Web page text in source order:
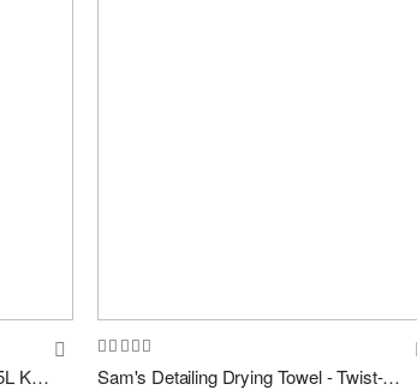
Sam's Detailing Shampoo Expert 5L Kanister
Bewertung:
80% Sam's Detailing Drying Towel - Twist-Pile Trockentuch 90x60cm 550GSM